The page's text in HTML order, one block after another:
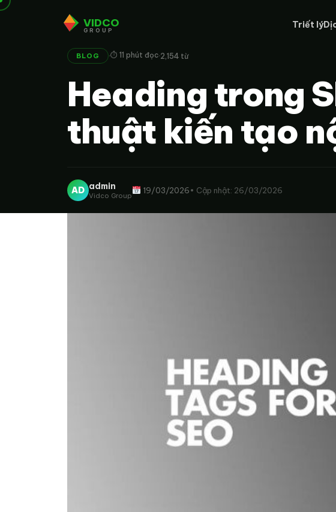
VIDCO
GROUP
Triết lý
BLOG ·⏱ 11 phút đọc·2,154 từ
Heading trong
thuật kiến tạo
AD admin
Vidco Group
19/03/2026• Cập nhật: 26/03/2026